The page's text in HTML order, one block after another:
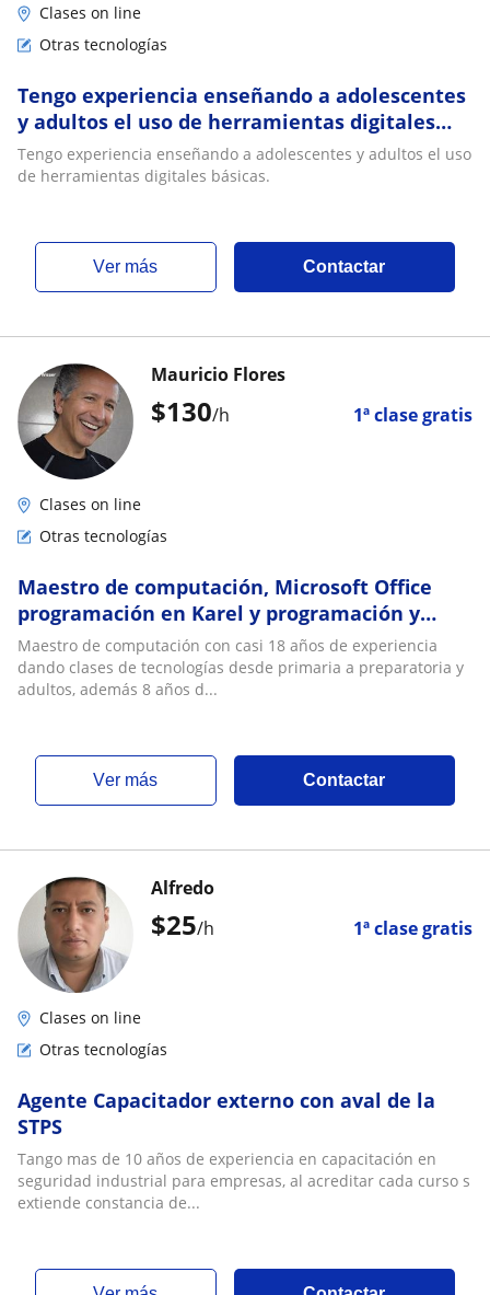
Clases on line
Otras tecnologías
Tengo experiencia enseñando a adolescentes
y adultos el uso de herramientas digitales
básicas
Tengo experiencia enseñando a adolescentes y adultos el uso
de herramientas digitales básicas.
ver más Contactar
$130/h 1ª clase gratis
Mauricio Flores
Clases on line
Otras tecnologías
Maestro de computación, Microsoft Office
programación en Karel y programación y
electrónica con Arduino
Maestro de computación con casi 18 años de experiencia
dando clases de tecnologías desde primaria a preparatoria y
adultos, además 8 años d...
ver más Contactar
$25/h 1ª clase gratis
Alfredo
Clases on line
Otras tecnologías
Agente Capacitador externo con aval de la
STPS
Tango mas de 10 años de experiencia en capacitación en
seguridad industrial para empresas, al acreditar cada curso s
extiende constancia de...